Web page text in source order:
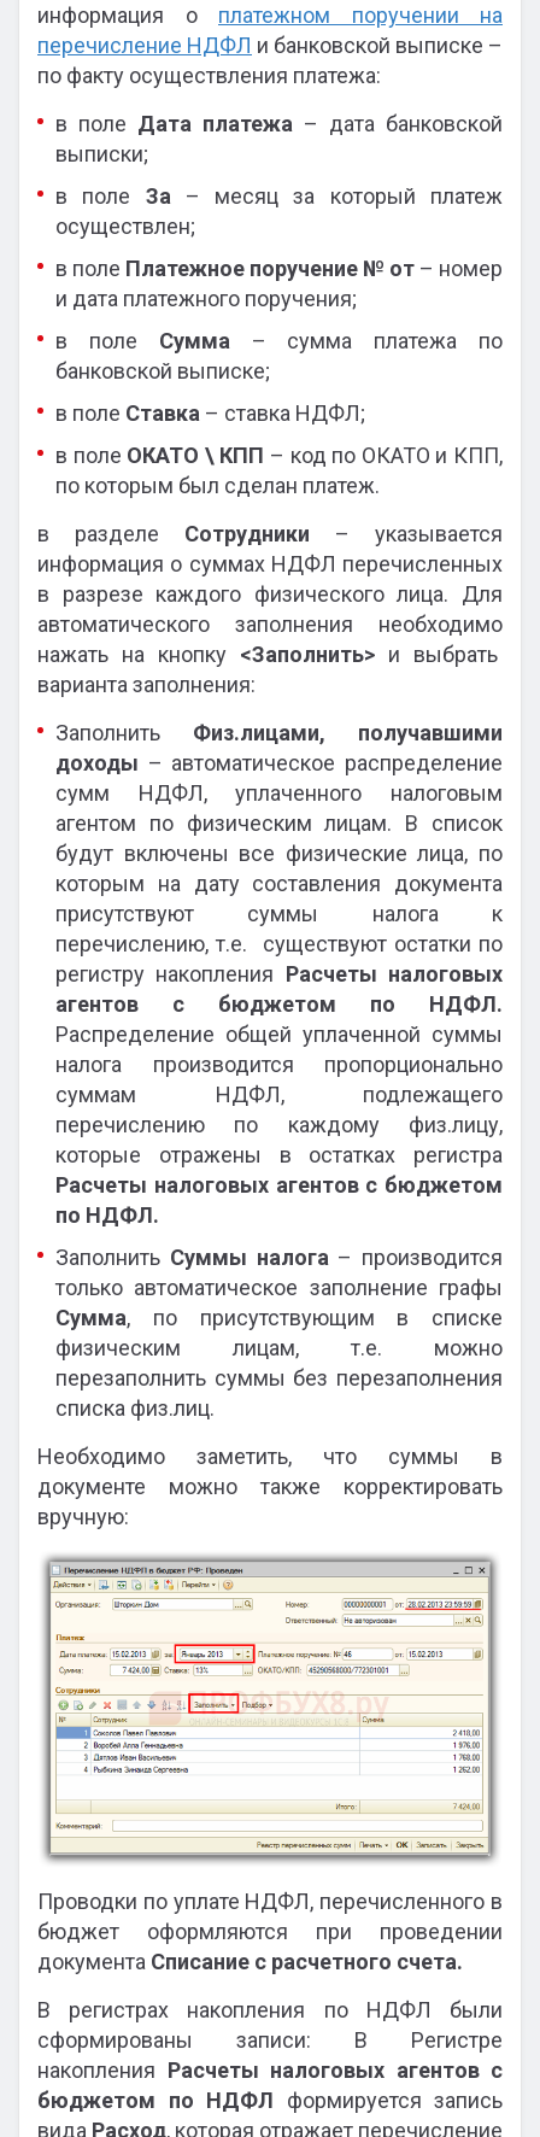
информация о платежном поручении на
перечисление НДФЛ и банковской выписке –
по факту осуществления платежа:
в поле Дата платежа – дата банковской
выписки;
в поле За – месяц за который платеж
осуществлен;
в поле Платежное поручение № от – номер
и дата платежного поручения;
в поле Сумма – сумма платежа по
банковской выписке;
в поле Ставка – ставка НДФЛ;
в поле ОКАТО \ КПП – код по ОКАТО и КПП,
по которым был сделан платеж.
в разделе Сотрудники – указывается
информация о суммах НДФЛ перечисленных
в разрезе каждого физического лица. Для
автоматического заполнения необходимо
нажать на кнопку <Заполнить> и выбрать
варианта заполнения:
Заполнить Физ.лицами, получавшими
доходы – автоматическое распределение
сумм НДФЛ, уплаченного налоговым
агентом по физическим лицам. В список
будут включены все физические лица, по
которым на дату составления документа
присутствуют суммы налога к
перечислению, т.е. существуют остатки по
регистру накопления Расчеты налоговых
агентов с бюджетом по НДФЛ.
Распределение общей уплаченной суммы
налога производится пропорционально
суммам НДФЛ, подлежащего
перечислению по каждому физ.лицу,
которые отражены в остатках регистра
Расчеты налоговых агентов с бюджетом
по НДФЛ.
Заполнить Суммы налога – производится
только автоматическое заполнение графы
Сумма, по присутствующим в списке
физическим лицам, т.е. можно
перезаполнить суммы без перезаполнения
списка физ.лиц.
Необходимо заметить, что суммы в
документе можно также корректировать
вручную:
Проводки по уплате НДФЛ, перечисленного в
бюджет оформляются при проведении
документа Списание с расчетного счета.
В регистрах накопления по НДФЛ были
сформированы записи: В Регистре
накопления Расчеты налоговых агентов с
бюджетом
по НДФЛ формируется запись
вида Расход, которая отражает перечисление